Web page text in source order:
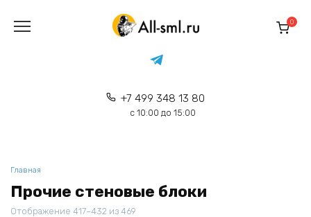
содержанию
+7 499 348 13 80
с 10:00 до 15:00
0
Главная
Прочие стеновые блоки
Отображение 417–432 из 469